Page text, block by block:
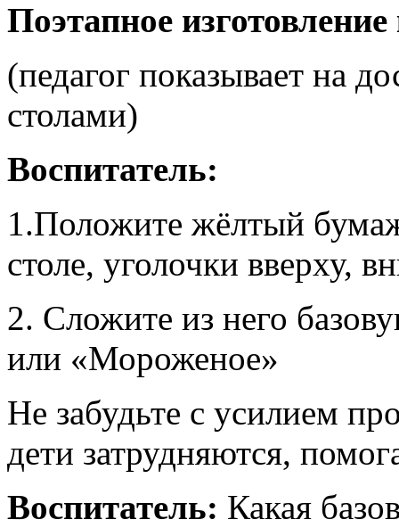
Поэтапное
(педагог показывает на
столами)
Воспитатель:
1.Положите жёлтый
столе, уголочки вверху,
2. Сложите из него
или «Мороженое»
Не забудьте с усилием
дети затрудняются,
Воспитатель: Какая